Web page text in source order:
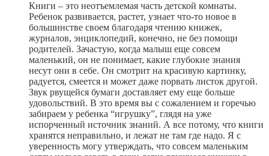
Книги – это неотъемлемая часть детской комнаты.
Ребенок развивается, растет, узнает что-то новое в
большинстве своем благодаря чтению книжек,
журналов, энциклопедий, конечно, не без помощи
родителей. Зачастую, когда малыш еще совсем
маленький, он не понимает, какие глубокие знания
несут они в себе. Он смотрит на красивую картинку,
радуется, смеется и может даже порвать листок другой.
Звук рвущейся бумаги доставляет ему еще больше
удовольствий. В это время вы с сожалением и горечью
забираем у ребенка “игрушку”, глядя на уже
испорченный источник знаний. А все потому, что книги
хранятся неправильно, и лежат не там где надо. Я с
уверенность могу утверждать, что совсем маленьким